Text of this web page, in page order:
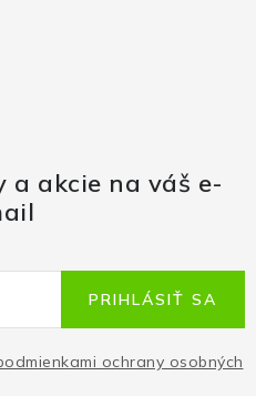
a akcie na váš e-
ochrany osobných
PRIHLÁSIŤ SA